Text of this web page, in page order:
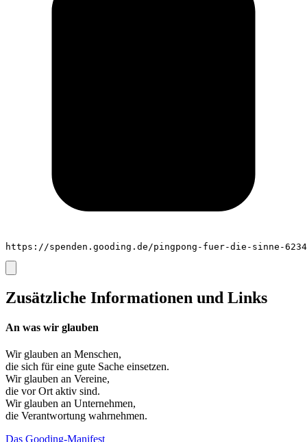
https://spenden.gooding.de/pingpong-fuer-die-sinne-
Zusätzliche Informationen und Links
An was wir glauben
Wir glauben an Menschen,
die sich für eine gute Sache einsetzen.
Wir glauben an Vereine,
die vor Ort aktiv sind.
Wir glauben an Unternehmen,
die Verantwortung wahrnehmen.
Das Gooding-Manifest